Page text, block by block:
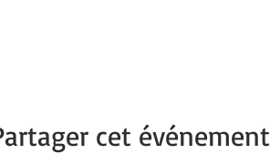
cet événement